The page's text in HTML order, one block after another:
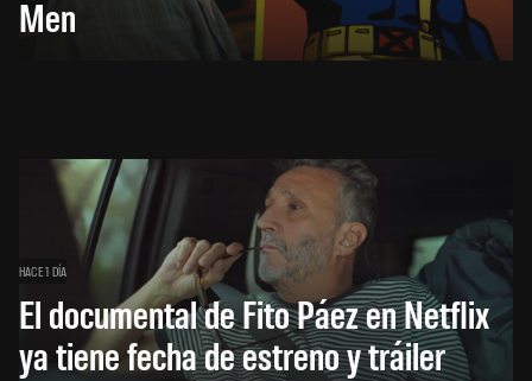
Men
HACE 1 DÍA
El documental de Fito Páez en Netflix
ya tiene fecha de estreno y tráiler